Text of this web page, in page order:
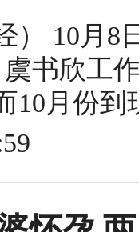
） 10月
书欣工
10月份